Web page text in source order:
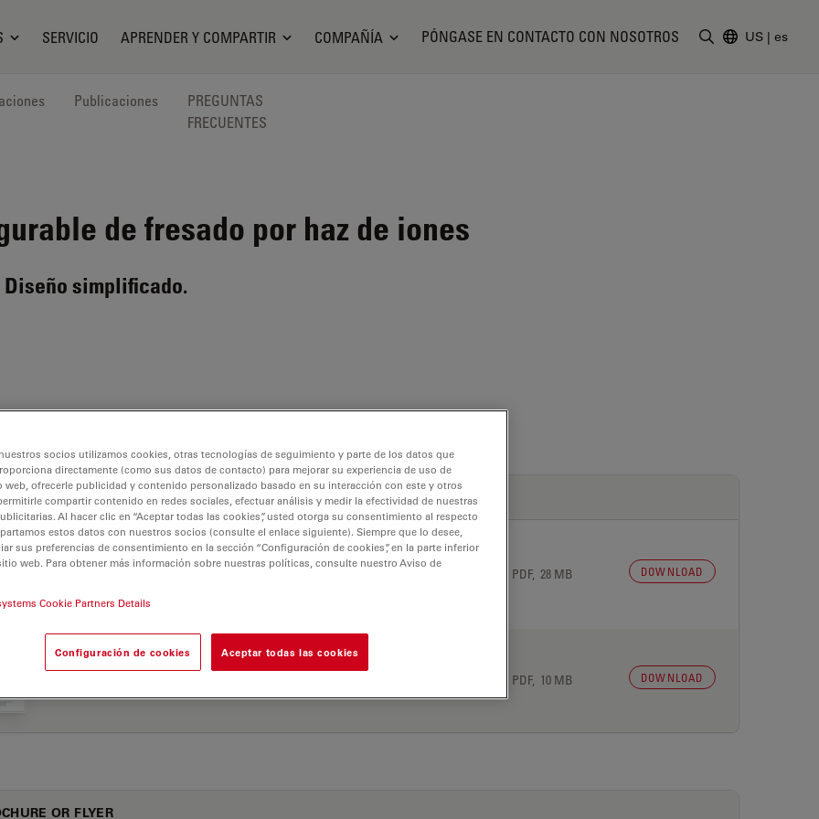
SERVICIO APRENDER Y COMPARTIR COMPAÑÍA PÓNGASE EN CONTACTO CON NOSOTROS US | es
Publicaciones
PREGUNTAS
FRECUENTES
de fresado por haz de iones
simplificado.
3X
DE APLICACIÓN
PDF, 28 MB DOWNLOAD
Application Note Macroscale to Nanoscale Pore
PDF, 10 MB DOWNLOAD
OR FLYER
socios utilizamos cookies, otras tecnologías de seguimiento y parte de los datos que
directamente (como sus datos de contacto) para mejorar su experiencia de uso de
web, ofrecerle publicidad y contenido personalizado basado en su interacción con este y otros
compartir contenido en redes sociales, efectuar análisis y medir la efectividad de nuestras
Al hacer clic en “Aceptar todas las cookies”, usted otorga su consentimiento al respecto
estos datos con nuestros socios (consulte el enlace siguiente). Siempre que lo desee,
sus preferencias de consentimiento en la sección “Configuración de cookies”, en la parte inferior
web. Para obtener más información sobre nuestras políticas, consulte nuestro Aviso de
Cookie Partners Details
Configuración de cookies Aceptar todas las cookies